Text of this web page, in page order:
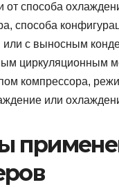
от способа
способа
или с выносным
циркуляционным
компрессора,
или